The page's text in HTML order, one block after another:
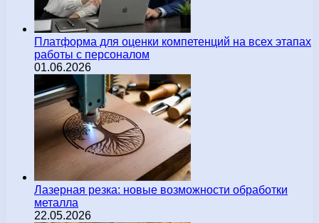
Платформа для оценки компетенций на всех этапах
работы с персоналом
01.06.2026
Лазерная резка: новые возможности обработки
металла
22.05.2026